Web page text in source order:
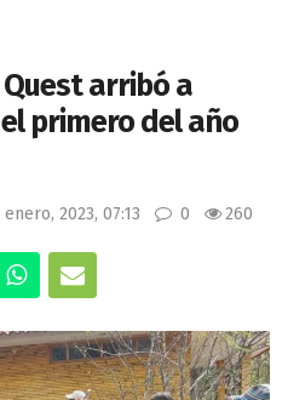
arribó a
primero del año
2023, 07:13 0 260